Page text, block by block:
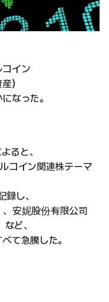
イン
）
なった。
ると、
コイン関連株テーマ
し、
安妮股份有限公司
ど、
て急騰した。